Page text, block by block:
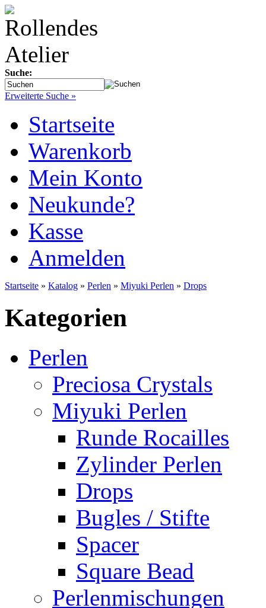
Suche:
Erweiterte Suche »
Startseite
Warenkorb
Mein Konto
Neukunde?
Kasse
Anmelden
Startseite » Katalog » Perlen » Miyuki Perlen » Drops
Kategorien
Perlen
Preciosa Crystals
Miyuki Perlen
Runde Rocailles
Zylinder Perlen
Drops
Bugles / Stifte
Spacer
Square Bead
Perlenmischungen